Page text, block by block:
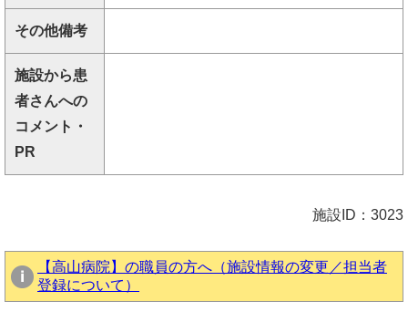
その他備考
施設から患
者さんへの
コメント・
PR
施設ID：3023
【高山病院】の職員の方へ（施設情報の変更／担当者
登録について）